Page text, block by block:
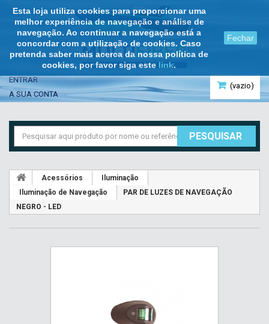
Esta loja utiliza cookies para proporcionar uma
melhor experiência de navegação e análise de
navegação. Ao continuar a navegação está a
concordar com a utilização de cookies. Caso
pretenda saber mais acerca da nossa política de
cookies, por favor siga este link.
Fechar
(vazio)
ENTRAR
A SUA CONTA
PESQUISAR
Acessórios
Iluminação
Iluminação de Navegação
PAR DE LUZES DE NAVEGAÇÃO
NEGRO - LED